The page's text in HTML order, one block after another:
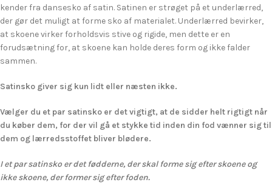
kender fra dansesko af satin. Satinen er strøget på et underlærred,
der gør det muligt at forme sko af materialet. Underlærred bevirker,
at skoene virker forholdsvis stive og rigide, men dette er en
forudsætning for, at skoene kan holde deres form og ikke falder
sammen.
Satinsko giver sig kun lidt eller næsten ikke.
Vælger du et par satinsko er det vigtigt, at de sidder helt rigtigt når
du køber dem, for der vil gå et stykke tid inden din fod vænner sig til
dem og lærredsstoffet bliver blødere.
I et par satinsko er det fødderne, der skal forme sig efter skoene og
ikke skoene, der former sig efter foden.